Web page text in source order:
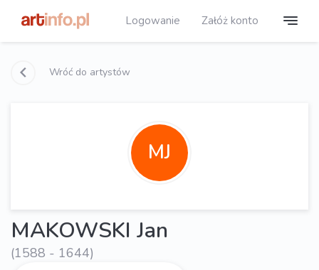
Logowanie Załóż konto
Wróć do artystów
MJ
MAKOWSKI Jan
(1588 - 1644)